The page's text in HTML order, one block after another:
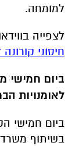
למומחה.
לצפייה
חיסוני קורונה
ביום חמישי
לאומנויות